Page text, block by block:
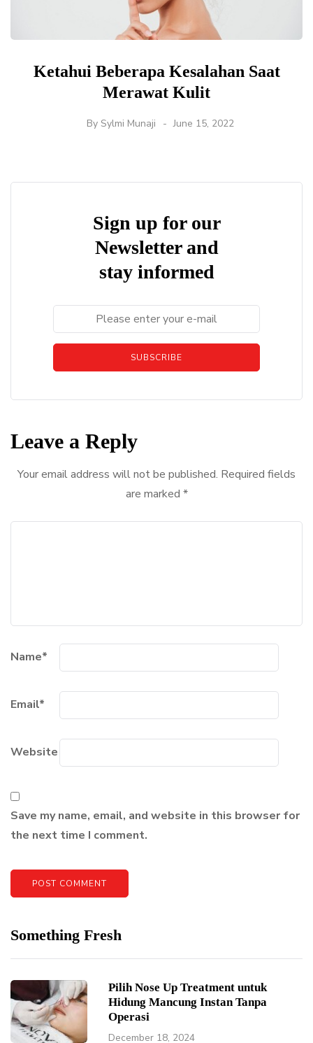
Ketahui Beberapa Kesalahan Saat
Merawat Kulit
By Sylmi Munaji June 15, 2022
Sign up for our
Newsletter and
stay informed
SUBSCRIBE
Leave a Reply
Your email address will not be published. Required fields
are marked *
Name*
Email*
Website
Save my name, email, and website in this browser for
the next time I comment.
Something Fresh
Pilih Nose Up Treatment untuk
Hidung Mancung Instan Tanpa
Operasi
December 18, 2024